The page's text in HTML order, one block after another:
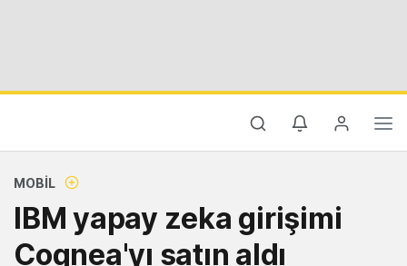
MOBIL
IBM yapay zeka girişimi
Cognea'yı satın aldı